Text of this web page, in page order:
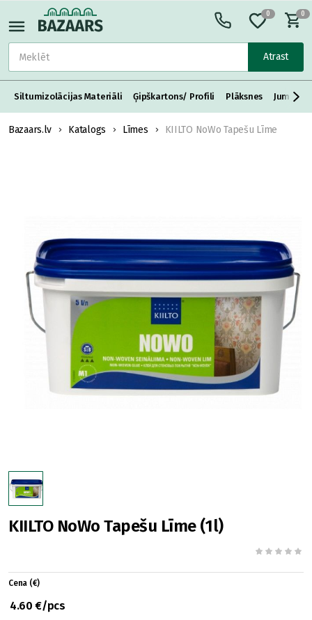
Atrast
0 0
Siltumizolācijas Materiāli Ģipškartons/ Profili Plāksnes Jumta
Bazaars.lv Katalogs Līmes KIILTO NoWo Tapešu Līme
KIILTO NoWo Tapešu Līme (1l)
Cena (€)
4.60 €/pcs